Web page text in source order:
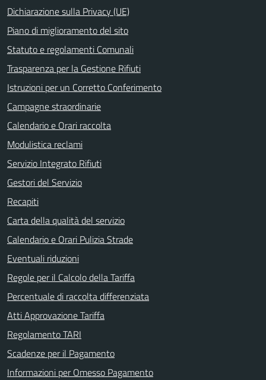
Dichiarazione sulla Privacy (UE)
Piano di miglioramento del sito
Statuto e regolamenti Comunali
Trasparenza per la Gestione Rifiuti
Istruzioni per un Corretto Conferimento
Campagne straordinarie
Calendario e Orari raccolta
Modulistica reclami
Servizio Integrato Rifiuti
Gestori del Servizio
Recapiti
Carta della qualità del servizio
Calendario e Orari Pulizia Strade
Eventuali riduzioni
Regole per il Calcolo della Tariffa
Percentuale di raccolta differenziata
Atti Approvazione Tariffa
Regolamento TARI
Scadenze per il Pagamento
Informazioni per Omesso Pagamento